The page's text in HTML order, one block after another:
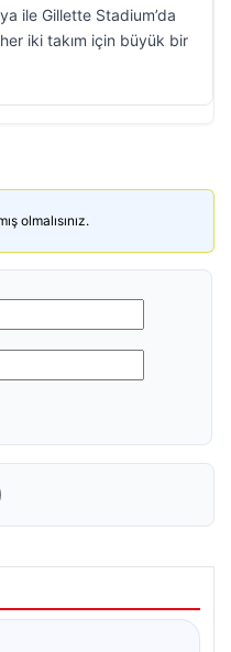
ile Gillette Stadium’da
iki takım için büyük bir
olmalısınız.